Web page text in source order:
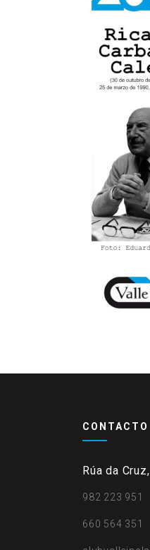
CONTACTO
Rúa da
982 223 951
660 564 351